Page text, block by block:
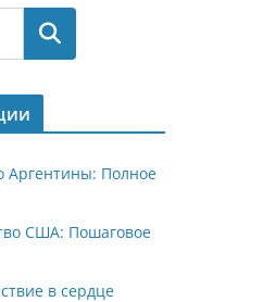
Поиск
Аргентины: Полное
США: Пошаговое
в сердце